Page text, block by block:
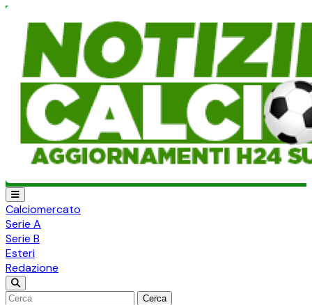
Calciomercato
Serie A
Serie B
Esteri
Redazione
Cerca